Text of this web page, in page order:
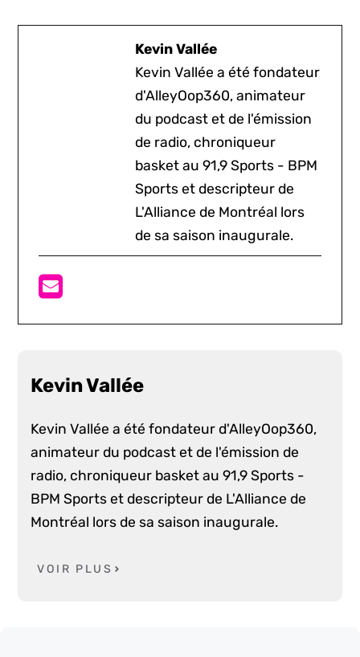
Kevin Vallée
Kevin Vallée a été fondateur
d'AlleyOop360, animateur
du podcast et de l'émission
de radio, chroniqueur
basket au 91,9 Sports - BPM
Sports et descripteur de
L'Alliance de Montréal lors
de sa saison inaugurale.
Kevin Vallée
Kevin Vallée a été fondateur d'AlleyOop360,
animateur du podcast et de l'émission de
radio, chroniqueur basket au 91,9 Sports -
BPM Sports et descripteur de L'Alliance de
Montréal lors de sa saison inaugurale.
VOIR PLUS